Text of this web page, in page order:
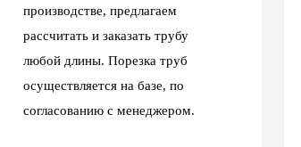
производстве, предлагаем
рассчитать и заказать трубу
любой длины. Порезка труб
осуществляется на базе, по
согласованию с менеджером.